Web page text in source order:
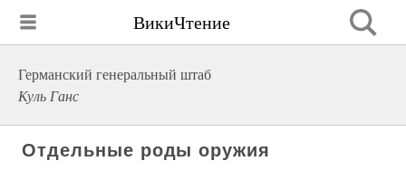
ВикиЧтение
Германский генеральный штаб
Куль Ганс
Отдельные роды оружия